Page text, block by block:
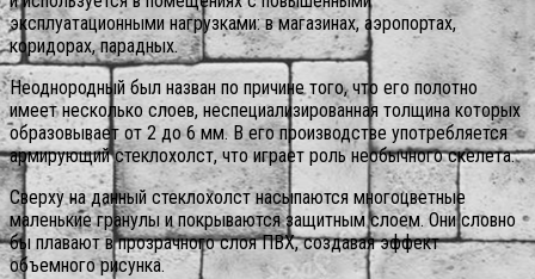
эксплуатационными нагрузками: в магазинах, аэропортах,
коридорах, парадных.
Неоднородный был назван по причине того, что его полотно
имеет несколько слоев, неспециализированная толщина которых
образовывает от 2 до 6 мм. В его производстве употребляется
армирующий стеклохолст, что играет роль необычного скелета.
Сверху на данный стеклохолст насыпаются многоцветные
маленькие гранулы и покрываются защитным слоем. Они словно
бы плавают в прозрачного слоя ПВХ, создавая эффект
объемного рисунка.